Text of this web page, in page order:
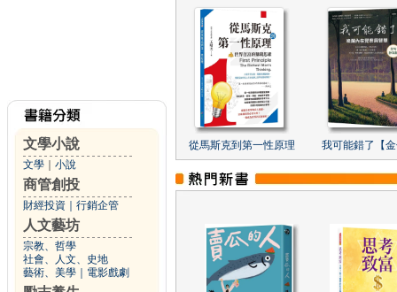
文學小說
文學 小說
商管創投
財經投資 行銷企管
人文藝坊
宗教、哲學
社會、人文、史地
藝術、美學
電影戲劇
從馬斯克到第一性原理 我可能錯了【